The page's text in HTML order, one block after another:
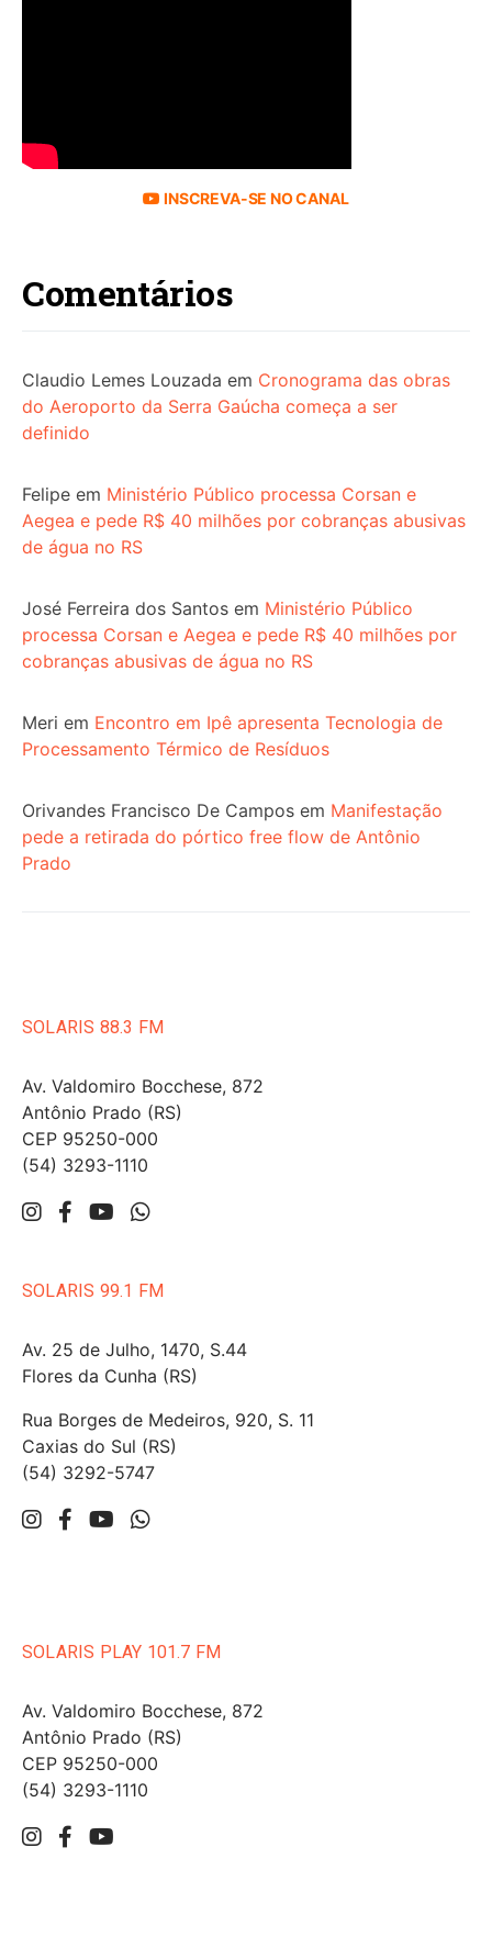
INSCREVA-SE NO CANAL
Comentários
Claudio Lemes Louzada em Cronograma das obras
do Aeroporto da Serra Gaúcha começa a ser
definido
Felipe em Ministério Público processa Corsan e
Aegea e pede R$ 40 milhões por cobranças abusivas
de água no RS
José Ferreira dos Santos em Ministério Público
processa Corsan e Aegea e pede R$ 40 milhões por
cobranças abusivas de água no RS
Meri em Encontro em Ipê apresenta Tecnologia de
Processamento Térmico de Resíduos
Orivandes Francisco De Campos em Manifestação
pede a retirada do pórtico free flow de Antônio
Prado
SOLARIS 88.3 FM
Av. Valdomiro Bocchese, 872
Antônio Prado (RS)
CEP 95250-000
(54) 3293-1110
SOLARIS 99.1 FM
Av. 25 de Julho, 1470, S.44
Flores da Cunha (RS)
Rua Borges de Medeiros, 920, S. 11
Caxias do Sul (RS)
(54) 3292-5747
SOLARIS PLAY 101.7 FM
Av. Valdomiro Bocchese, 872
Antônio Prado (RS)
CEP 95250-000
(54) 3293-1110